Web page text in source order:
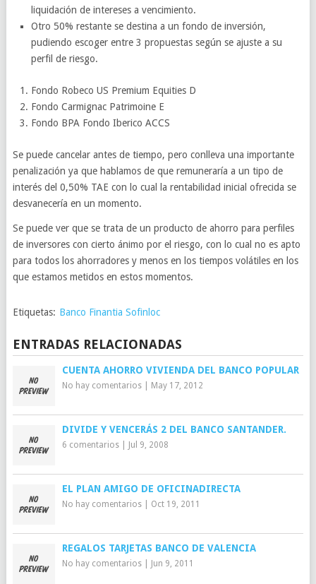
liquidación de intereses a vencimiento.
Otro 50% restante se destina a un fondo de inversión,
pudiendo escoger entre 3 propuestas según se ajuste a su
perfil de riesgo.
Fondo Robeco US Premium Equities D
Fondo Carmignac Patrimoine E
Fondo BPA Fondo Iberico ACCS
Se puede cancelar antes de tiempo, pero conlleva una importante
penalización ya que hablamos de que remuneraría a un tipo de
interés del 0,50% TAE con lo cual la rentabilidad inicial ofrecida se
desvanecería en un momento.
Se puede ver que se trata de un producto de ahorro para perfiles
de inversores con cierto ánimo por el riesgo, con lo cual no es apto
para todos los ahorradores y menos en los tiempos volátiles en los
que estamos metidos en estos momentos.
Etiquetas: Banco Finantia Sofinloc
ENTRADAS RELACIONADAS
CUENTA AHORRO VIVIENDA DEL BANCO POPULAR
No hay comentarios| May 17, 2012
DIVIDE Y VENCERÁS 2 DEL BANCO SANTANDER.
6 comentarios| Jul 9, 2008
EL PLAN AMIGO DE OFICINADIRECTA
No hay comentarios| Oct 19, 2011
REGALOS TARJETAS BANCO DE VALENCIA
No hay comentarios| Jun 9, 2011